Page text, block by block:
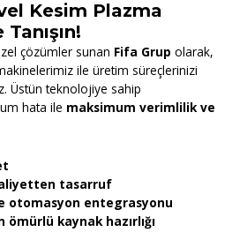
Kesim Plazma
çözümler sunan Fifa Grup olarak,
ile üretim süreçlerinizi
Üstün teknolojiye sahip
hata ile maksimum verimlilik ve
tasarruf
otomasyon entegrasyonu
ömürlü kaynak hazırlığı